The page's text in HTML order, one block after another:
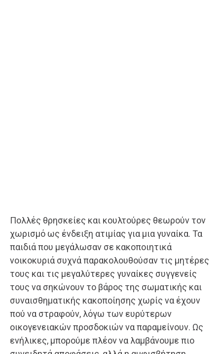
Πολλές θρησκείες και κουλτούρες θεωρούν τον
χωρισμό ως ένδειξη ατιμίας για μια γυναίκα. Τα
παιδιά που μεγάλωσαν σε κακοποιητικά
νοικοκυριά συχνά παρακολουθούσαν τις μητέρες
τους και τις μεγαλύτερες γυναίκες συγγενείς
τους να σηκώνουν το βάρος της σωματικής και
συναισθηματικής κακοποίησης χωρίς να έχουν
πού να στραφούν, λόγω των ευρύτερων
οικογενειακών προσδοκιών να παραμείνουν. Ως
ενήλικες, μπορούμε πλέον να λαμβάνουμε πιο